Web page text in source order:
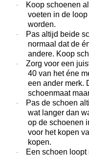
·
Koop schoenen
voeten in de
worden.
·
Pas altijd beide
normaal dat de
andere. Koop
·
Zorg voor een
40 van het éne
een ander merk.
schoenmaat
·
Pas de schoen
wat langer dan
op de schoenen
voor het kopen
kopen.
·
Een schoen